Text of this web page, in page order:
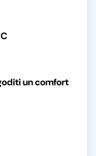
un comfort